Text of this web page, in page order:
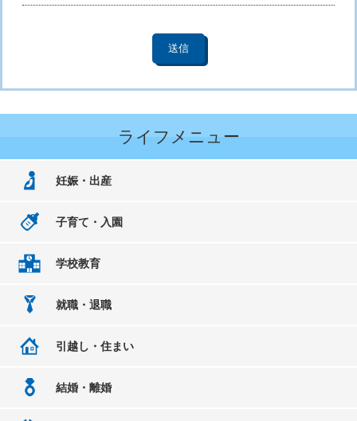
ライフメニュー
妊娠・出産
子育て・入園
学校教育
就職・退職
引越し・住まい
結婚・離婚